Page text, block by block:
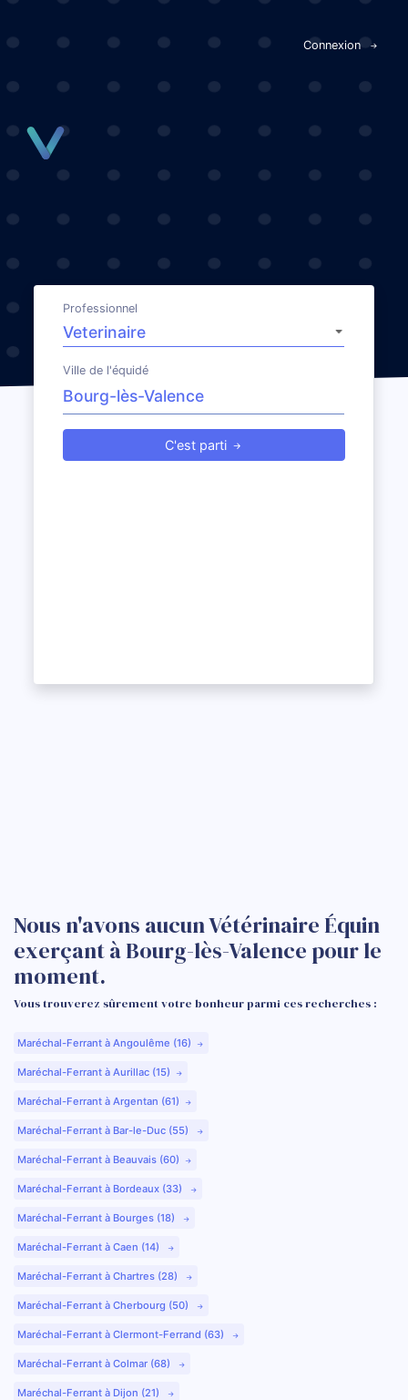
Connexion
Professionnel
Ville de l'équidé
C'est parti
Nous n'avons aucun Vétérinaire Équin
exerçant à Bourg-lès-Valence pour le
moment.
Vous trouverez sûrement votre bonheur parmi ces recherches :
Maréchal-Ferrant à Angoulême (16)
Maréchal-Ferrant à Aurillac (15)
Maréchal-Ferrant à Argentan (61)
Maréchal-Ferrant à Bar-le-Duc (55)
Maréchal-Ferrant à Beauvais (60)
Maréchal-Ferrant à Bordeaux (33)
Maréchal-Ferrant à Bourges (18)
Maréchal-Ferrant à Caen (14)
Maréchal-Ferrant à Chartres (28)
Maréchal-Ferrant à Cherbourg (50)
Maréchal-Ferrant à Clermont-Ferrand (63)
Maréchal-Ferrant à Colmar (68)
Maréchal-Ferrant à Dijon (21)